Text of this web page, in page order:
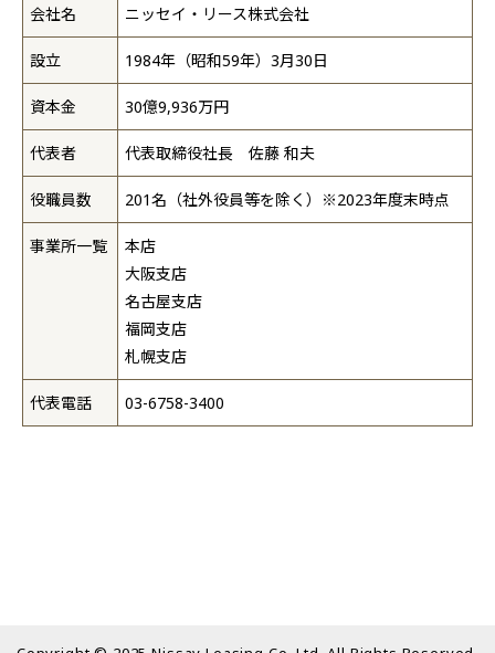
会社名 ニッセイ・リース株式会社
設立 1984年（昭和59年）3月30日
資本金 30億9,936万円
代表者 代表取締役社長 佐藤 和夫
役職員数 201名（社外役員等を除く）※2023年度末時点
事業所一覧
本店
大阪支店
名古屋支店
福岡支店
札幌支店
代表電話 03-6758-3400